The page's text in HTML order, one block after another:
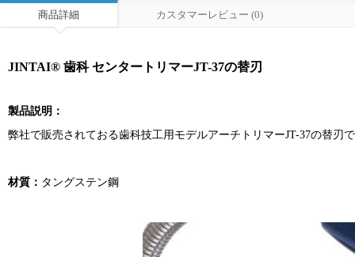
商品詳細 カスタマーレビュー (0)
JINTAI® 歯科 センタートリマーJT-37の替刃
製品説明：
弊社で販売されておる歯科技工用モデルアーチトリマーJT-37の替刃
材質： タングステン鋼